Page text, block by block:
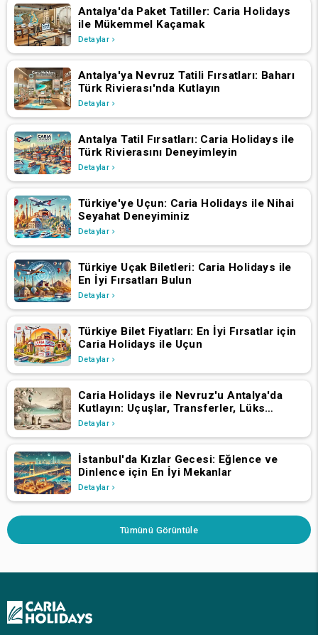
Antalya'da Paket Tatiller: Caria Holidays
ile Mükemmel Kaçamak
Detaylar
Antalya'ya Nevruz Tatili Fırsatları: Baharı
Türk Rivierası'nda Kutlayın
Detaylar
Antalya Tatil Fırsatları: Caria Holidays ile
Türk Rivierasını Deneyimleyin
Detaylar
Türkiye'ye Uçun: Caria Holidays ile Nihai
Seyahat Deneyiminiz
Detaylar
Türkiye Uçak Biletleri: Caria Holidays ile
En İyi Fırsatları Bulun
Detaylar
Türkiye Bilet Fiyatları: En İyi Fırsatlar için
Caria Holidays ile Uçun
Detaylar
Caria Holidays ile Nevruz'u Antalya'da
Kutlayın: Uçuşlar, Transferler, Lüks
Oteller ve Yıldızlarla Dolu Konserler
Detaylar
İstanbul'da Kızlar Gecesi: Eğlence ve
Dinlence için En İyi Mekanlar
Detaylar
Tümünü Görüntüle